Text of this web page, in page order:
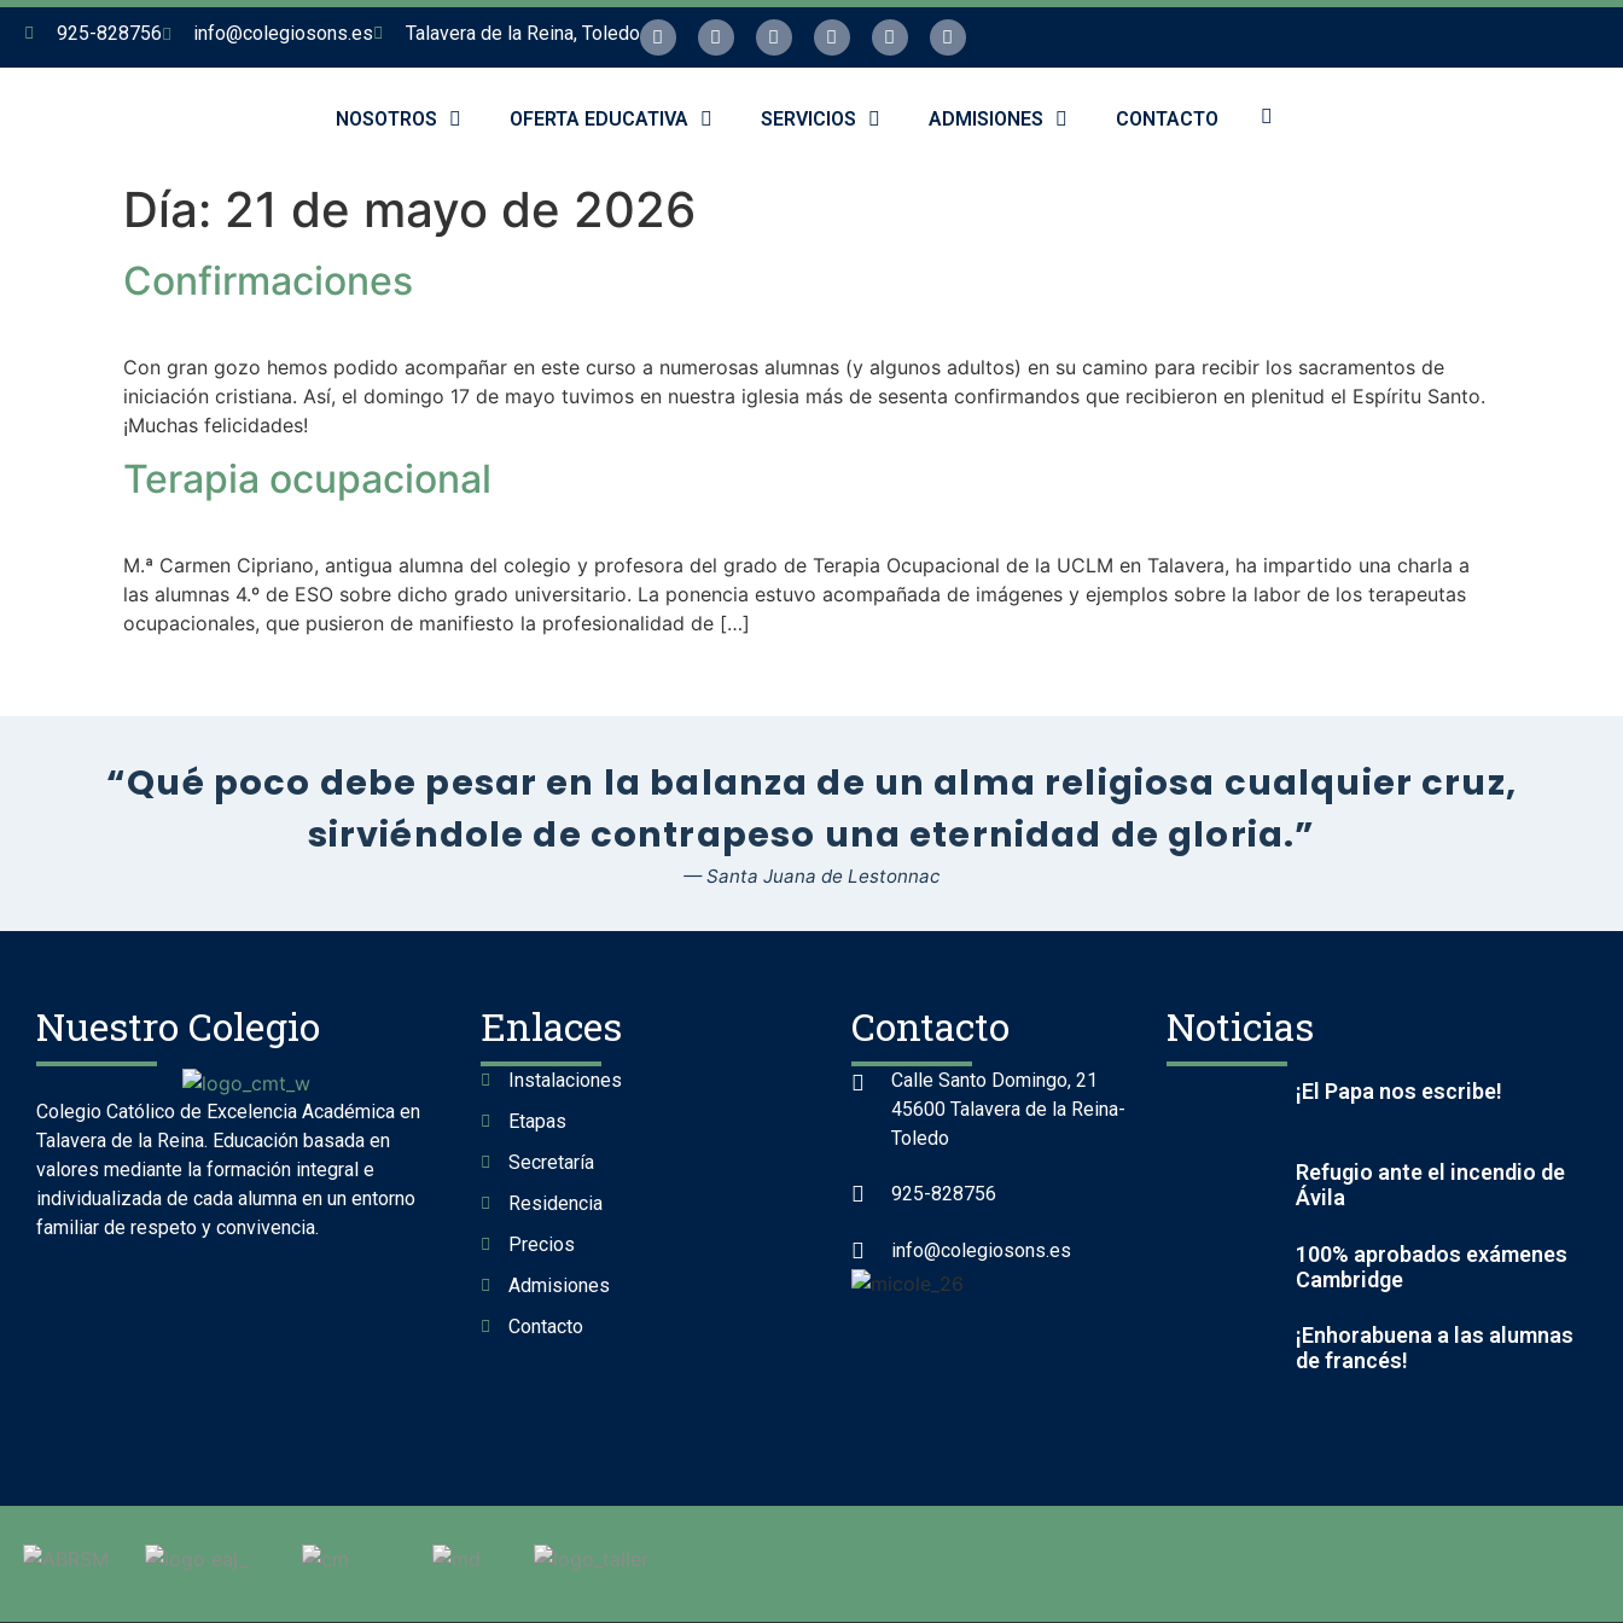
925-828756 info@colegiosons.es Talavera de la Reina, Toledo
NOSOTROS OFERTA EDUCATIVA SERVICIOS ADMISIONES CONTACTO
Día: 21 de mayo de 2026
Confirmaciones
Con gran gozo hemos podido acompañar en este curso a numerosas alumnas (y algunos adultos) en su camino para recibir los sacramentos de
iniciación cristiana. Así, el domingo 17 de mayo tuvimos en nuestra iglesia más de sesenta confirmandos que recibieron en plenitud el Espíritu Santo.
¡Muchas felicidades!
Terapia ocupacional
M.ª Carmen Cipriano, antigua alumna del colegio y profesora del grado de Terapia Ocupacional de la UCLM en Talavera, ha impartido una charla a
las alumnas 4.º de ESO sobre dicho grado universitario. La ponencia estuvo acompañada de imágenes y ejemplos sobre la labor de los terapeutas
ocupacionales, que pusieron de manifiesto la profesionalidad de […]
“Qué poco debe pesar en la balanza de un alma religiosa cualquier cruz,
sirviéndole de contrapeso una eternidad de gloria.”
— Santa Juana de Lestonnac
Nuestro Colegio
Colegio Católico de Excelencia Académica en
Talavera de la Reina. Educación basada en
valores mediante la formación integral e
individualizada de cada alumna en un entorno
familiar de respeto y convivencia.
Enlaces
Instalaciones
Etapas
Secretaría
Residencia
Precios
Admisiones
Contacto
Contacto
Calle Santo Domingo, 21
45600 Talavera de la Reina-
Toledo
925-828756
info@colegiosons.es
Noticias
¡El Papa nos escribe!
Refugio ante el incendio de
Ávila
100% aprobados exámenes
Cambridge
¡Enhorabuena a las alumnas
de francés!